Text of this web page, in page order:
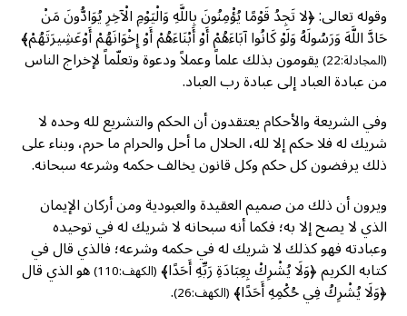
وقوله تعالى: ﴿لا تَجِدُ قَوْمًا يُؤْمِنُونَ بِاللَّهِ وَالْيَوْمِ الْآخِرِ يُوَادُّونَ مَنْ
حَادَّ اللَّهَ وَرَسُولَهُ وَلَوْ كَانُوا آبَاءَهُمْ أَوْ أَبْنَاءَهُمْ أَوْ إِخْوَانَهُمْ أَوْعَشِيرَتَهُمْ﴾
(المجادلة:22) يقومون بذلك علماً وعملاً ودعوة وتعلّماً لإخراج الناس
من عبادة العباد إلى عبادة رب العباد.
وفي الشريعة والأحكام يعتقدون أن الحكم والتشريع لله وحده لا
شريك له فلا حكم إلا لله، الحلال ما أحل والحرام ما حرم، وبناء على
ذلك يرفضون كل حكم وكل قانون يخالف حكمه وشرعه سبحانه.
ويرون أن ذلك من صميم العقيدة والعبودية ومن أركان الإيمان
الذي لا يصح إلا به؛ فكما أنه سبحانه لا شريك له في توحيده
وعبادته فهو كذلك لا شريك له في حكمه وشرعه؛ فالذي قال في
كتابه الكريم ﴿وَلَا يُشْرِكْ بِعِبَادَةِ رَبِّهِ أَحَدًا﴾(الكهف:110) هو الذي قال
﴿وَلَا يُشْرِكُ فِي حُكْمِهِ أَحَدًا﴾(الكهف:26)
.